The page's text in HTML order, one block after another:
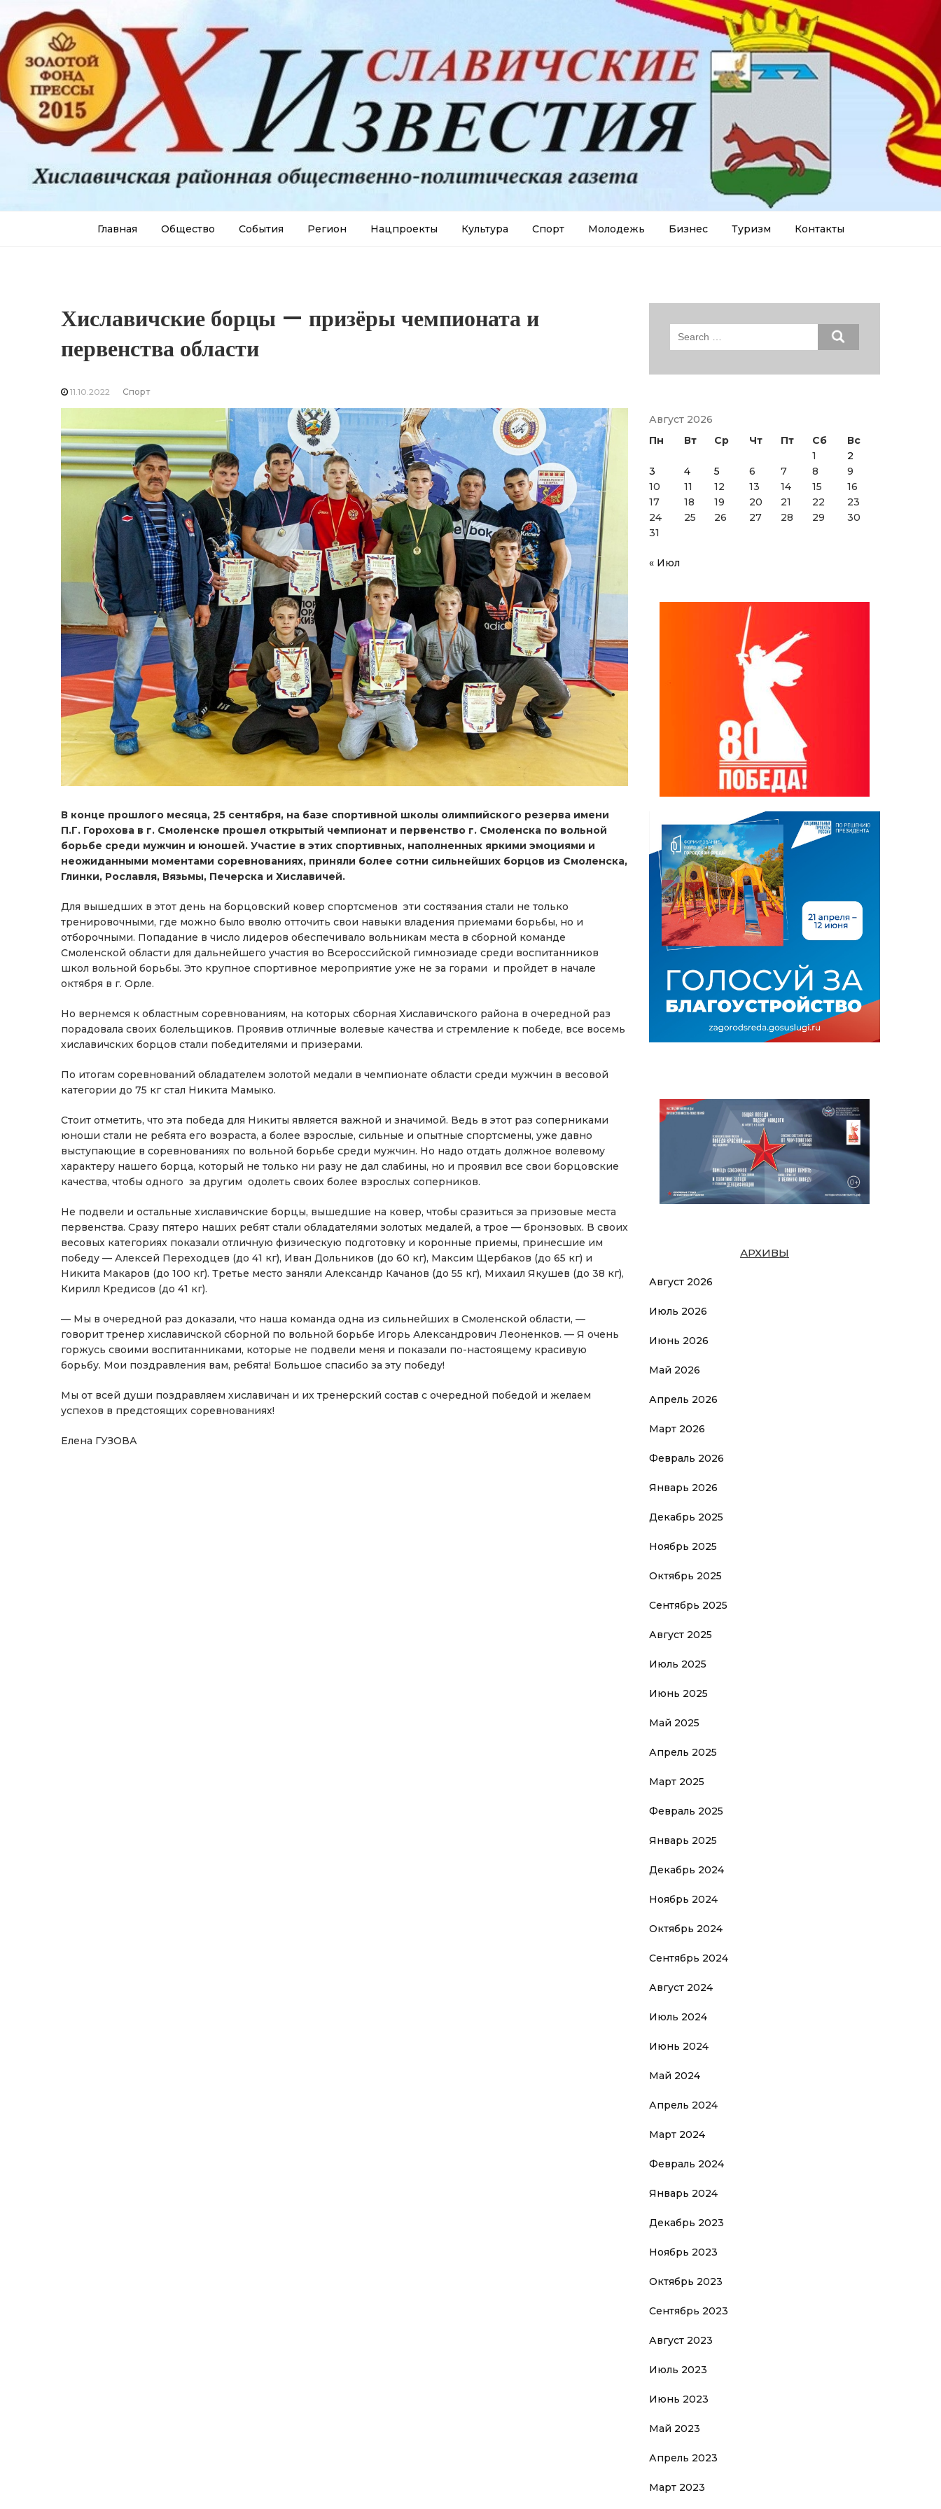
Главная Общество События Регион Нацпроекты Культура Спорт Молодежь Бизнес Туризм Контакты
Хиславичские борцы — призёры чемпионата и
первенства области
11.10.2022 Спорт
В конце прошлого месяца, 25 сентября, на базе спортивной школы олимпийского резерва имени
П.Г. Горохова в г. Смоленске прошел открытый чемпионат и первенство г. Смоленска по вольной
борьбе среди мужчин и юношей. Участие в этих спортивных, наполненных яркими эмоциями и
неожиданными моментами соревнованиях, приняли более сотни сильнейших борцов из Смоленска,
Глинки, Рославля, Вязьмы, Печерска и Хиславичей.
Для вышедших в этот день на борцовский ковер спортсменов эти состязания стали не только
тренировочными, где можно было вволю отточить свои навыки владения приемами борьбы, но и
отборочными. Попадание в число лидеров обеспечивало вольникам места в сборной команде
Смоленской области для дальнейшего участия во Всероссийской гимнозиаде среди воспитанников
школ вольной борьбы. Это крупное спортивное мероприятие уже не за горами и пройдет в начале
октября в г. Орле.
Но вернемся к областным соревнованиям, на которых сборная Хиславичского района в очередной раз
порадовала своих болельщиков. Проявив отличные волевые качества и стремление к победе, все восемь
хиславичских борцов стали победителями и призерами.
По итогам соревнований обладателем золотой медали в чемпионате области среди мужчин в весовой
категории до 75 кг стал Никита Мамыко.
Стоит отметить, что эта победа для Никиты является важной и значимой. Ведь в этот раз соперниками
юноши стали не ребята его возраста, а более взрослые, сильные и опытные спортсмены, уже давно
выступающие в соревнованиях по вольной борьбе среди мужчин. Но надо отдать должное волевому
характеру нашего борца, который не только ни разу не дал слабины, но и проявил все свои борцовские
качества, чтобы одного за другим одолеть своих более взрослых соперников.
Не подвели и остальные хиславичские борцы, вышедшие на ковер, чтобы сразиться за призовые места
первенства. Сразу пятеро наших ребят стали обладателями золотых медалей, а трое — бронзовых. В своих
весовых категориях показали отличную физическую подготовку и коронные приемы, принесшие им
победу — Алексей Переходцев (до 41 кг), Иван Дольников (до 60 кг), Максим Щербаков (до 65 кг) и
Никита Макаров (до 100 кг). Третье место заняли Александр Качанов (до 55 кг), Михаил Якушев (до 38 кг),
Кирилл Кредисов (до 41 кг).
— Мы в очередной раз доказали, что наша команда одна из сильнейших в Смоленской области, —
говорит тренер хиславичской сборной по вольной борьбе Игорь Александрович Леоненков. — Я очень
горжусь своими воспитанниками, которые не подвели меня и показали по-настоящему красивую
борьбу. Мои поздравления вам, ребята! Большое спасибо за эту победу!
Мы от всей души поздравляем хиславичан и их тренерский состав с очередной победой и желаем
успехов в предстоящих соревнованиях!
Елена ГУЗОВА
Search
Август 2026
Пн
Вт Ср Чт Пт Сб
Вс
1
2
3
4 5 6 7 8
9
10
11 12 13 14 15
16
17
18 19 20 21 22
23
24
25 26 27 28 29
30
31
« Июл
АРХИВЫ
Август 2026
Июль 2026
Июнь 2026
Май 2026
Апрель 2026
Март 2026
Февраль 2026
Январь 2026
Декабрь 2025
Ноябрь 2025
Октябрь 2025
Сентябрь 2025
Август 2025
Июль 2025
Июнь 2025
Май 2025
Апрель 2025
Март 2025
Февраль 2025
Январь 2025
Декабрь 2024
Ноябрь 2024
Октябрь 2024
Сентябрь 2024
Август 2024
Июль 2024
Июнь 2024
Май 2024
Апрель 2024
Март 2024
Февраль 2024
Январь 2024
Декабрь 2023
Ноябрь 2023
Октябрь 2023
Сентябрь 2023
Август 2023
Июль 2023
Июнь 2023
Май 2023
Апрель 2023
Март 2023